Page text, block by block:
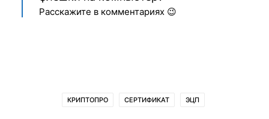
Расскажите в комментариях 😉
КРИПТОПРО СЕРТИФИКАТ ЭЦП